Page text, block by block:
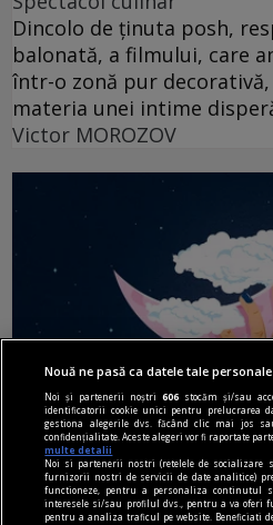
Dincolo de ținuta posh,
balonată, a filmului, care
într-o zonă pur
materia unei intime
Victor MOROZOV
audio şi n-am cuvinte
Liric & ludic
Nouă ne pasă ca datele tale
Noi și partenerii noștri606 stocăm și/sau
identificatorii cookie unici pentru prelucrarea
gestiona alegerile dvs. făcând clic mai jos
confidențialitate. Aceste alegeri vor fi raportate
multe detalii
Noi si partenerii nostri (retelele de socializare
furnizorii nostri de servicii de date analitice)
functioneze, pentru a personaliza
interesele si/sau profilul dvs., pentru a va oferi
pentru a analiza traficul pe website. Beneficiati